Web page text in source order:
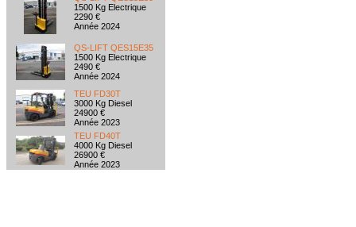
1500 Kg Electrique
2290 €
Année 2024
QS-LIFT QES15E35
1500 Kg Electrique
2490 €
Année 2024
TEU FD30T
3000 Kg Diesel
24900 €
Année 2023
TEU FD40T
4000 Kg Diesel
26900 €
Année 2023